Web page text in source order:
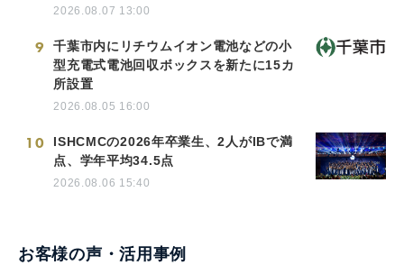
2026.08.07 13:00
9
千葉市内にリチウムイオン電池などの小
型充電式電池回収ボックスを新たに15カ
所設置
2026.08.05 16:00
10
ISHCMCの2026年卒業生、2人がIBで満
点、学年平均34.5点
2026.08.06 15:40
お客様の声・活用事例